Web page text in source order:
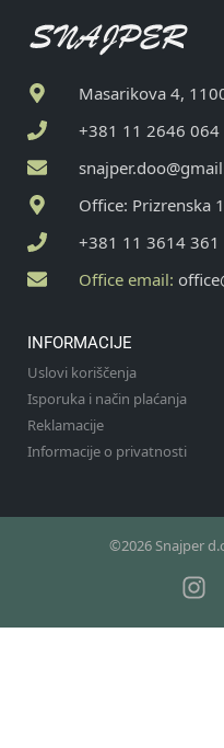
Masarikova 4,
+381 11 2646 064
Office: Prizrenska
+381 11 3614 361
Office email:
INFORMACIJE
Uslovi koriščenja
Isporuka i način plaćanja
Reklamacije
Informacije o privatnosti
©2026 Snajper